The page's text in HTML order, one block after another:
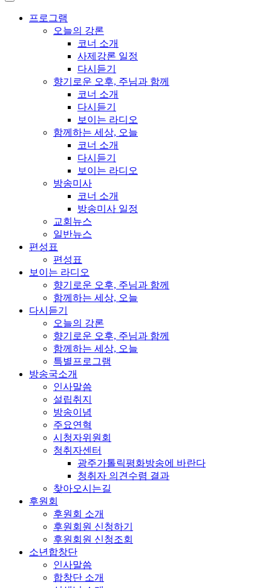
프로그램
오늘의 강론
코너 소개
사제강론 일정
다시듣기
향기로운 오후, 주님과 함께
코너 소개
다시듣기
보이는 라디오
함께하는 세상, 오늘
코너 소개
다시듣기
보이는 라디오
방송미사
코너 소개
방송미사 일정
교회뉴스
일반뉴스
편성표
편성표
보이는 라디오
향기로운 오후, 주님과 함께
함께하는 세상, 오늘
다시듣기
오늘의 강론
향기로운 오후, 주님과 함께
함께하는 세상, 오늘
특별프로그램
방송국소개
인사말씀
설립취지
방송이념
주요연혁
시청자위원회
청취자센터
광주가톨릭평화방송에 바란다
청취자 의견수렴 결과
찾아오시는길
후원회
후원회 소개
후원회원 신청하기
후원회원 신청조회
소년합창단
인사말씀
합창단 소개